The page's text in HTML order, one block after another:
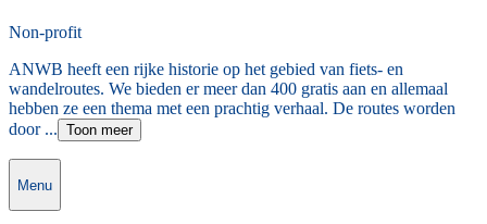
Non-profit
ANWB heeft een rijke historie op het gebied van fiets- en
wandelroutes. We bieden er meer dan 400 gratis aan en allemaal
hebben ze een thema met een prachtig verhaal. De routes worden
door ... Toon meer
Menu